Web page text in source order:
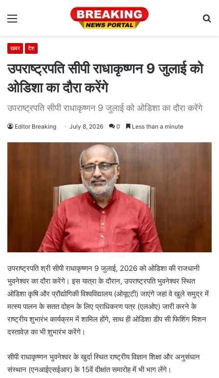
Menu
खबर देश
उपराष्ट्रपति सीपी राधाकृष्णन 9 जुलाई को
ओडिशा का दौरा करेंगे
उपराष्ट्रपति सीपी राधाकृष्णन 9 जुलाई को ओडिशा का दौरा करेंगे
Editor Breaking July 8, 2026 0 Less than a minute
उपराष्ट्रपति श्री सीपी राधाकृष्णन 9 जुलाई, 2026 को ओडिशा की राजधानी
भुवनेश्वर का दौरा करेंगे। इस यात्रा के दौरान, उपराष्ट्रपति भुवनेश्वर स्थित
ओडिशा कृषि और प्रौद्योगिकी विश्वविद्यालय (ओयूएटी) जाएंगे जहां वे खुले समुद्र में
मत्स्य पालन के सतत दोहन के लिए प्राधिकरण पत्र (एलओए) जारी करने के
राष्ट्रीय शुभारंभ कार्यक्रम में शामिल होंगे, साथ ही ओडिशा डीप सी फिशिंग मिशन
दस्तावेज़ का भी शुभारंभ करेंगे।
सीपी राधाकृष्णन भुवनेश्वर के खुर्दा स्थित राष्ट्रीय विज्ञान शिक्षा और अनुसंधान
संस्थान (एनआईएसईआर) के 15वें दीक्षांत समारोह में भी भाग लेंगे।